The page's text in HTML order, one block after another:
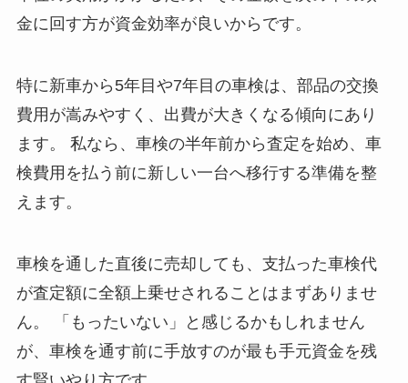
金に回す方が資金効率が良いからです。
特に新車から5年目や7年目の車検は、部品の交換
費用が嵩みやすく、出費が大きくなる傾向にあり
ます。 私なら、車検の半年前から査定を始め、車
検費用を払う前に新しい一台へ移行する準備を整
えます。
車検を通した直後に売却しても、支払った車検代
が査定額に全額上乗せされることはまずありませ
ん。 「もったいない」と感じるかもしれません
が、車検を通す前に手放すのが最も手元資金を残